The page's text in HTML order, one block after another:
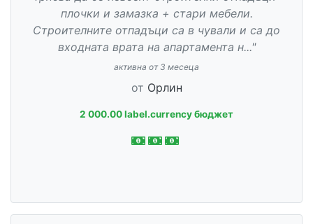
плочки и замазка + стари мебели.
Строителните отпадъци са в чували и са до
входната врата на апартамента н..."
активна от 3 месеца
от Орлин
2 000.00 label.currency бюджет